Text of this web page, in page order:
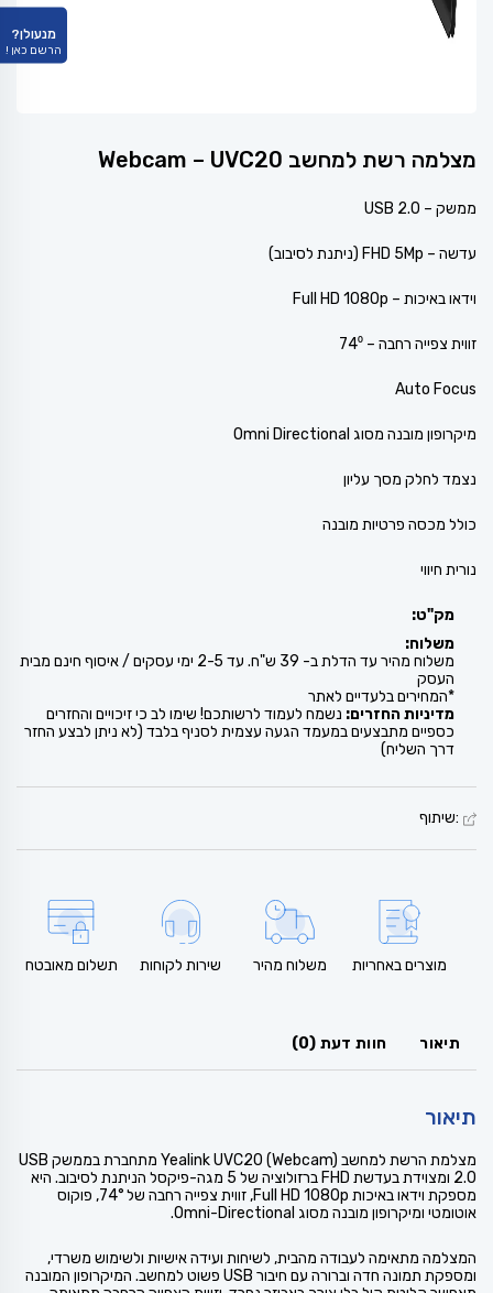
מצלמה רשת למחשב Webcam – UVC20
ממשק – USB 2.0
עדשה – FHD 5Mp (ניתנת לסיבוב)
וידאו באיכות – Full HD 1080p
זווית צפייה רחבה – 74⁰
Auto Focus
מיקרופון מובנה מסוג Omni Directional
נצמד לחלק מסך עליון
כולל מכסה פרטיות מובנה
נורית חיווי
מק"ט:
משלוח:
משלוח מהיר עד הדלת ב- 39 ש"ח. עד 2-5 ימי עסקים / איסוף חינם מבית
העסק
*המחירים בלעדיים לאתר
מדיניות החזרים: נשמח לעמוד לרשותכם! שימו לב כי זיכויים והחזרים
כספיים מתבצעים במעמד הגעה עצמית לסניף בלבד (לא ניתן לבצע החזר
דרך השליח)
:שיתוף
מוצרים באחריות משלוח מהיר שירות לקוחות תשלום מאובטח
תיאור חוות דעת (0)
תיאור
מצלמת הרשת למחשב Yealink UVC20 (Webcam) מתחברת בממשק USB
2.0 ומצוידת בעדשת FHD ברזולוציה של 5 מגה-פיקסל הניתנת לסיבוב. היא
מספקת וידאו באיכות Full HD 1080p, זווית צפייה רחבה של 74°, פוקוס
אוטומטי ומיקרופון מובנה מסוג Omni-Directional.
המצלמה מתאימה לעבודה מהבית, לשיחות ועידה אישיות ולשימוש משרדי,
ומספקת תמונה חדה וברורה עם חיבור USB פשוט למחשב. המיקרופון המובנה
מנעולן?
הרשם כאן !